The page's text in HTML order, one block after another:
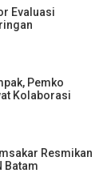
Evaluasi
Pemko
Kolaborasi
Resmikan
Batam